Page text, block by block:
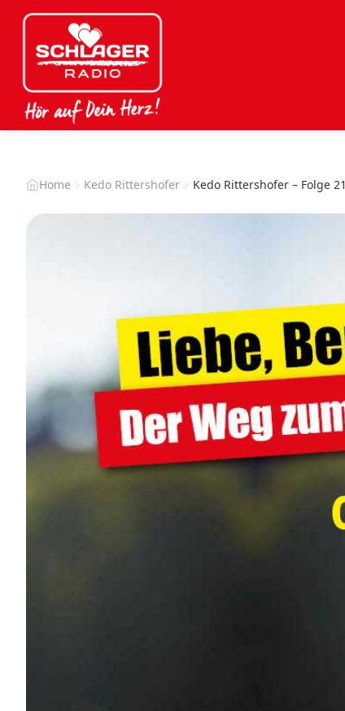
Home Kedo Rittershofer Kedo Rittershofer – Folge 21